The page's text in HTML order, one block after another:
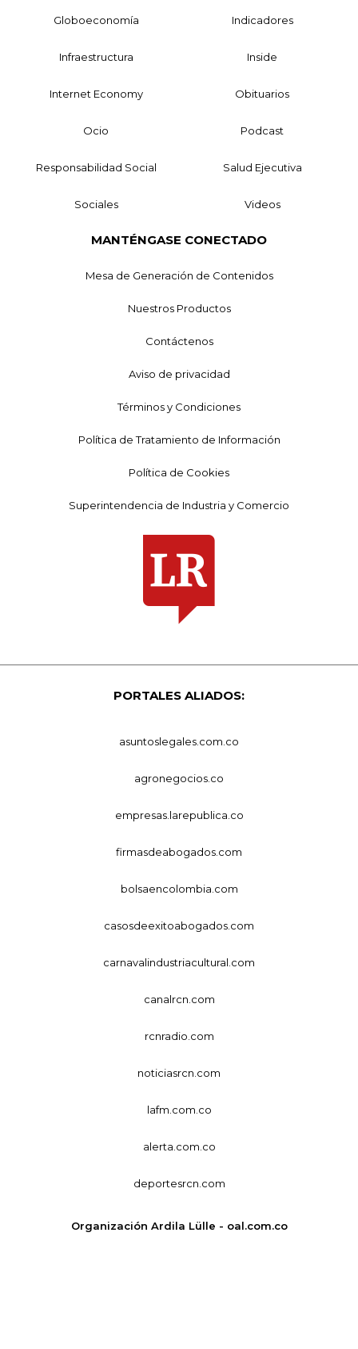
Globoeconomía Indicadores
Infraestructura Inside
Internet Economy Obituarios
Ocio Podcast
Responsabilidad Social Salud Ejecutiva
Sociales Videos
MANTÉNGASE CONECTADO
Mesa de Generación de Contenidos
Nuestros Productos
Contáctenos
Aviso de privacidad
Términos y Condiciones
Política de Tratamiento de Información
Política de Cookies
Superintendencia de Industria y Comercio
PORTALES ALIADOS:
asuntoslegales.com.co
agronegocios.co
empresas.larepublica.co
firmasdeabogados.com
bolsaencolombia.com
casosdeexitoabogados.com
carnavalindustriacultural.com
canalrcn.com
rcnradio.com
noticiasrcn.com
lafm.com.co
alerta.com.co
deportesrcn.com
Organización Ardila Lülle - oal.com.co